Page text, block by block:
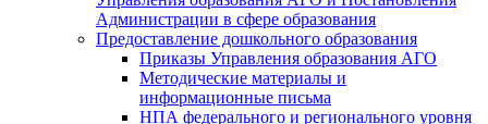
Администрации в сфере образования
Предоставление дошкольного образования
Приказы Управления образования АГО
Методические материалы и
информационные письма
НПА федерального и регионального уровня